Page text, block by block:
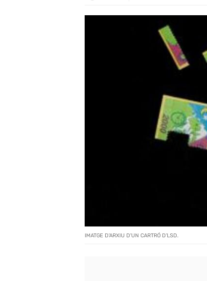
IMATGE D'ARXIU D'UN CARTRÓ D'LSD.